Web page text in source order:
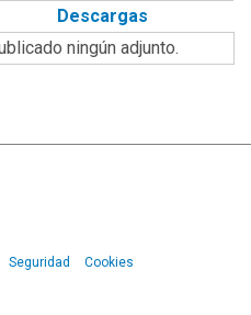
Descargas
ningún adjunto.
Seguridad
Cookies